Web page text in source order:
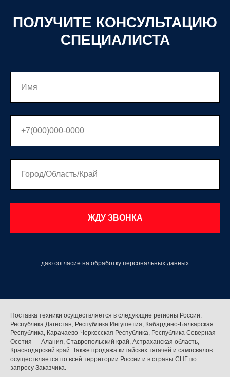
ПОЛУЧИТЕ КОНСУЛЬТАЦИЮ
СПЕЦИАЛИСТА
ЖДУ ЗВОНКА
даю согласие на обработку персональных данных
Поставка техники осуществляется в следующие регионы России:
Республика Дагестан, Республика Ингушетия, Кабардино-Балкарская
Республика, Карачаево-Черкесская Республика, Республика Северная
Осетия — Алания, Ставропольский край, Астраханская область,
Краснодарский край. Также продажа китайских тягачей и самосвалов
осуществляется по всей территории России и в страны СНГ по
запросу Заказчика.